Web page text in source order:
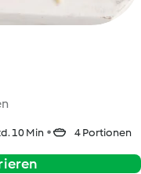
10 Min 4 Portionen